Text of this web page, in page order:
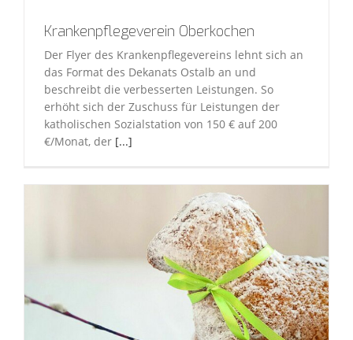
Krankenpflegeverein Oberkochen
Der Flyer des Krankenpflegevereins lehnt sich an
das Format des Dekanats Ostalb an und
beschreibt die verbesserten Leistungen. So
erhöht sich der Zuschuss für Leistungen der
katholischen Sozialstation von 150 € auf 200
€/Monat, der [...]